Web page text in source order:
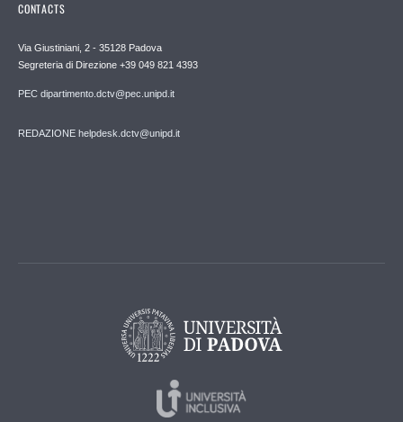
CONTACTS
Via Giustiniani, 2 - 35128 Padova
Segreteria di Direzione +39 049 821 4393
PEC dipartimento.dctv@pec.unipd.it
REDAZIONE helpdesk.dctv@unipd.it